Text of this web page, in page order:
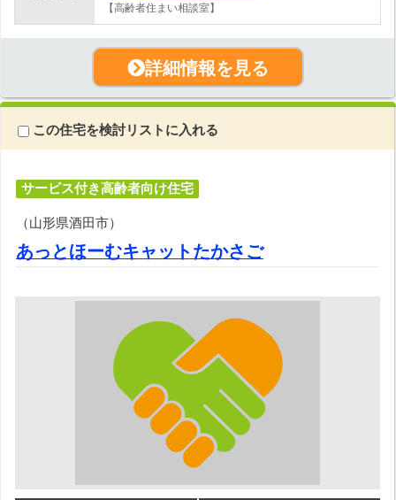
【高齢者住まい相談室】
詳細情報を見る
この住宅を検討リストに入れる
サービス付き高齢者向け住宅
（山形県酒田市）
あっとほーむキャットたかさご